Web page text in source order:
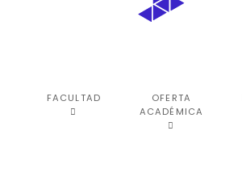
FACULTAD
OFERTA
ACADÉMICA